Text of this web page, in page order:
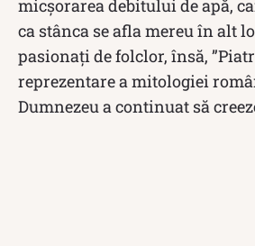
micşorarea debitului de apă,
ca stânca se afla mereu în alt
pasionați de folclor, însă,
reprezentare a mitologiei
Dumnezeu a continuat să